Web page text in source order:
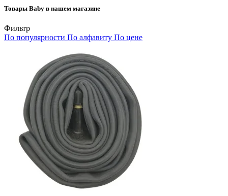
Товары Baby в нашем магазине
Фильтр
По популярности По алфавиту По цене